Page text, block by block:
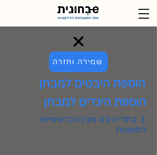
שמירה וחזרה
הוספת היבטים למבחן
הוספת היגדים למבחן
1. בחרי היבט מבין הכרטיסיות
המוצגות